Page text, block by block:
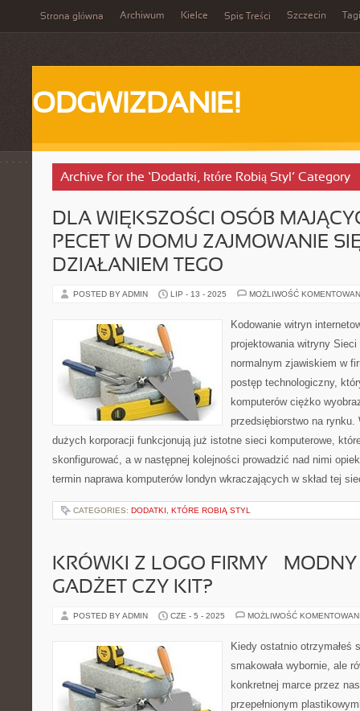
Strona główna Archiwum Kielce Spis Treści Szczecin Tagi
ODGWIZDANIE!
Archive for the ‘Dodatki, które Robią Styl’ Category
DLA WIĘKSZOŚCI OSÓB
PECET W DOMU ZAJMOWANIE
DZIAŁANIEM TEGO
POSTED BY ADMIN LIP - 13 - 2025 MOŻLIWOŚĆ
Kodowanie witryn
projektowania witryny
normalnym zjawiskiem w
postęp technologiczny,
komputerów ciężko
przedsiębiorstwo na rynku.
dużych korporacji funkcjonują już istotne sieci komputerowe,
skonfigurować, a w następnej kolejności prowadzić nad nimi
termin naprawa komputerów londyn wkraczających w skład tej
CATEGORIES: DODATKI, KTÓRE ROBIĄ STYL
KRÓWKI Z LOGO FIRMY –
GADŻET CZY KIT?
POSTED BY ADMIN CZE - 5 - 2025 MOŻLIWOŚĆ
Kiedy ostatnio otrzymałeś
smakowała wybornie, ale
konkretnej marce przez
przepełnionym